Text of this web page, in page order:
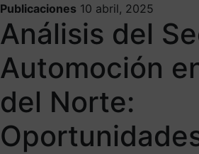
Publicaciones 10 abril, 2025
Análisis del
Automoción
del Norte: